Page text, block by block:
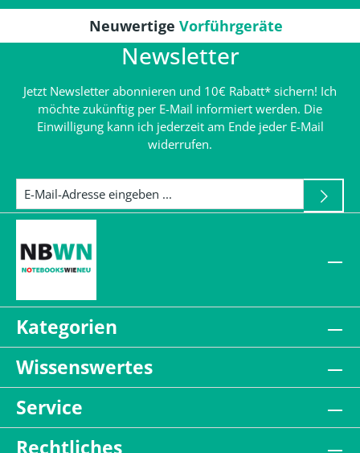
Neuwertige Vorführgeräte
Newsletter
Jetzt Newsletter abonnieren und 10€ Rabatt* sichern! Ich
möchte zukünftig per E-Mail informiert werden. Die
Einwilligung kann ich jederzeit am Ende jeder E-Mail
widerrufen.
Kategorien
Wissenswertes
Service
Rechtliches